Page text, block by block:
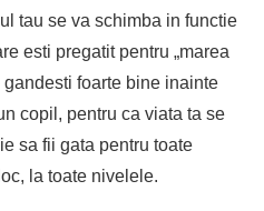
tau se va schimba in functie
esti pregatit pentru „marea
gandesti foarte bine inainte
copil, pentru ca viata ta se
sa fii gata pentru toate
la toate nivelele.